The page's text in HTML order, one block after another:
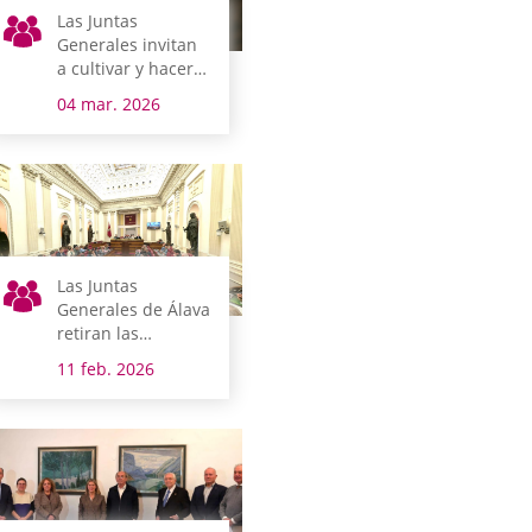
Las Juntas
Generales invitan
a cultivar y hacer
04 mar. 2026
Las Juntas
Generales de Álava
retiran las
honoríficas a
11 feb. 2026